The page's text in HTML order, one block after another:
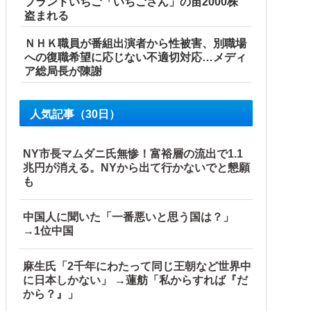
ーティション、人手、宿泊施設の不足や、...
盗まれる
ＮＨＫ職員が番組出演者から性被害、別職場
への復職希望に応じない不適切対応…メディ
ア総局長が陳謝
人気記事（30日）
NY市長マムダニ氏無惨！富裕層の流出で1.1
兆円が消える。NYから出て行かないでと懇願
も
中国人に聞いた「一番悪いと思う国は？」
→1位中国
麻生氏「2千年にわたって同じ王朝など世界中
に日本しかない」 →蓮舫「私からすれば『だ
から？』」